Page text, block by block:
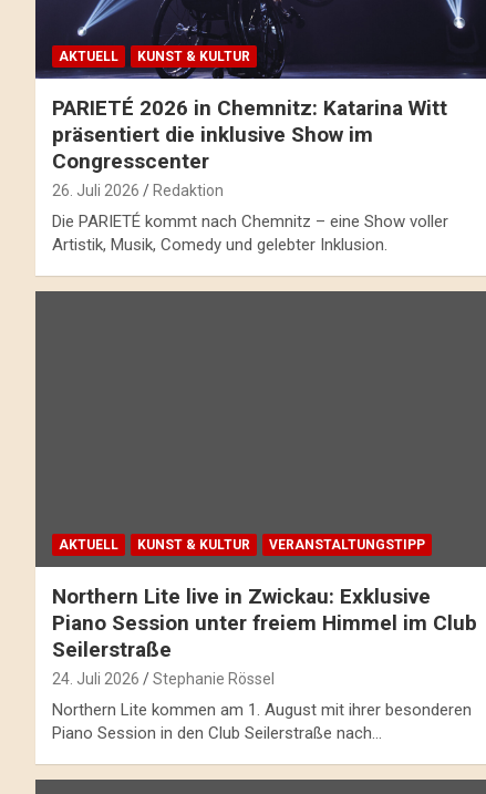
AKTUELL KUNST & KULTUR
PARIETÉ 2026 in Chemnitz: Katarina Witt
präsentiert die inklusive Show im
Congresscenter
26. Juli 2026 Redaktion
Die PARIETÉ kommt nach Chemnitz – eine Show voller
Artistik, Musik, Comedy und gelebter Inklusion.
AKTUELL KUNST & KULTUR VERANSTALTUNGSTIPP
Northern Lite live in Zwickau: Exklusive
Piano Session unter freiem Himmel im Club
Seilerstraße
24. Juli 2026 Stephanie Rössel
Northern Lite kommen am 1. August mit ihrer besonderen
Piano Session in den Club Seilerstraße nach…